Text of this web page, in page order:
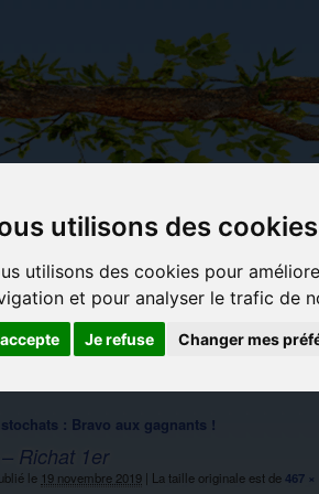
utilisons des cookies
utilisons des cookies pour
et pour analyser le trafic de
Je refuse Changer mes
manuelles,
détente et
jeux
: Bravo aux gagnants !
Richat 1er
le 19 novembre 2019 | La taille originale est de 467 ×